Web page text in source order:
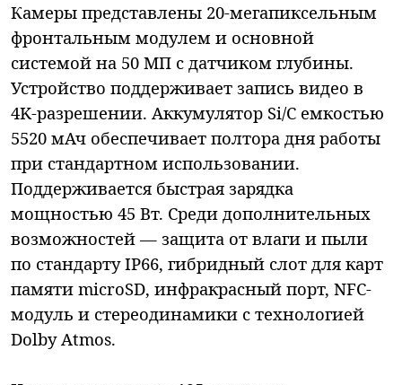
Камеры представлены 20-мегапиксельным
фронтальным модулем и основной
системой на 50 МП с датчиком глубины.
Устройство поддерживает запись видео в
4K-разрешении. Аккумулятор Si/C емкостью
5520 мАч обеспечивает полтора дня работы
при стандартном использовании.
Поддерживается быстрая зарядка
мощностью 45 Вт. Среди дополнительных
возможностей — защита от влаги и пыли
по стандарту IP66, гибридный слот для карт
памяти microSD, инфракрасный порт, NFC-
модуль и стереодинамики с технологией
Dolby Atmos.